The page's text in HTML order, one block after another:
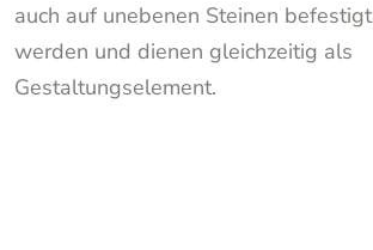
auch auf unebenen Steinen befestigt
werden und dienen gleichzeitig als
Gestaltungselement.